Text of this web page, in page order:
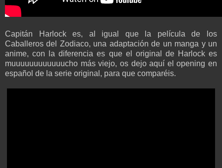
Capitán Harlock es, al igual que la película de los
Caballeros del Zodiaco, una adaptación de un manga y un
anime, con la diferencia es que el original de Harlock es
muuuuuuuuuuuucho más viejo, os dejo aquí el opening en
español de la serie original, para que comparéis.